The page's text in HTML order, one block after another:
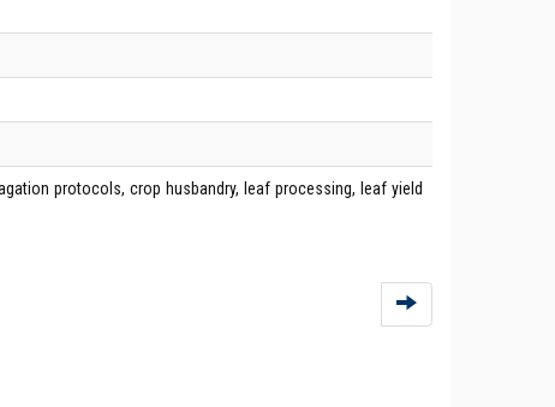
protocols, crop husbandry, leaf processing, leaf yield